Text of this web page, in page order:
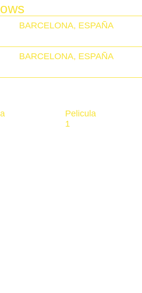
BARCELONA, ESPAÑA
BARCELONA, ESPAÑA
Pelicula
1